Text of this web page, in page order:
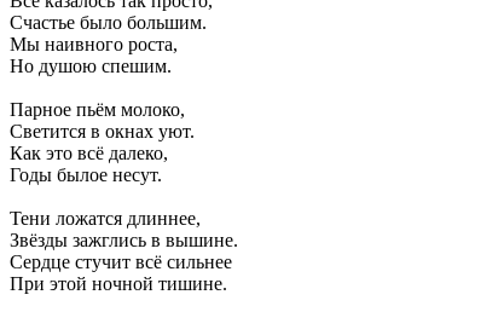
Счастье было большим.
Мы наивного роста,
Но душою спешим.
Парное пьём молоко,
Светится в окнах уют.
Как это всё далеко,
Годы былое несут.
Тени ложатся длиннее,
Звёзды зажглись в вышине.
Сердце стучит всё сильнее
При этой ночной тишине.